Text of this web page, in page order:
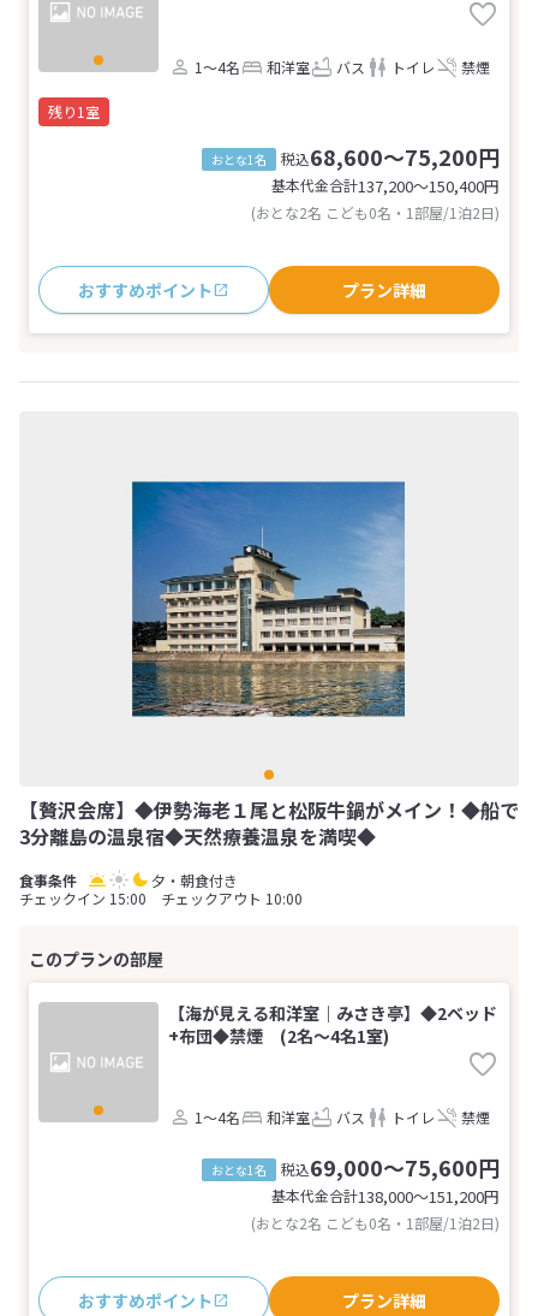
1～4名 和洋室 バス トイレ 禁煙
残り1室
おとな1名 税込68,600～75,200円
基本代金合計137,200〜150,400円
(おとな2名 こども0名・1部屋/1泊2日)
おすすめポイント プラン詳細
【贅沢会席】◆伊勢海老１尾と松阪牛鍋がメイン！◆船で
3分離島の温泉宿◆天然療養温泉を満喫◆
夕・朝食付き
チェックイン 15:00 チェックアウト 10:00
【海が見える和洋室｜みさき亭】◆2ベッド
+布団◆禁煙 (2名～4名1室)
1～4名 和洋室 バス トイレ 禁煙
おとな1名 税込69,000～75,600円
基本代金合計138,000〜151,200円
(おとな2名 こども0名・1部屋/1泊2日)
おすすめポイント プラン詳細